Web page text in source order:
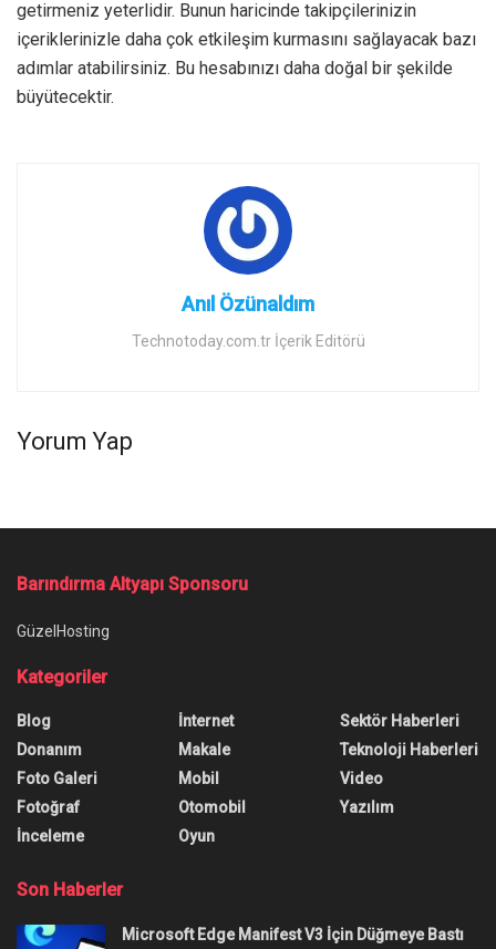
getirmeniz yeterlidir. Bunun haricinde takipçilerinizin
içeriklerinizle daha çok etkileşim kurmasını sağlayacak bazı
adımlar atabilirsiniz. Bu hesabınızı daha doğal bir şekilde
büyütecektir.
Anıl Özünaldım
Technotoday.com.tr İçerik Editörü
Yorum Yap
Barındırma Altyapı Sponsoru
GüzelHosting
Kategoriler
Blog
Donanım
Foto Galeri
Fotoğraf
İnceleme
İnternet
Makale
Mobil
Otomobil
Oyun
Sektör Haberleri
Teknoloji Haberleri
Video
Yazılım
Son Haberler
Microsoft Edge Manifest V3 İçin Düğmeye Bastı